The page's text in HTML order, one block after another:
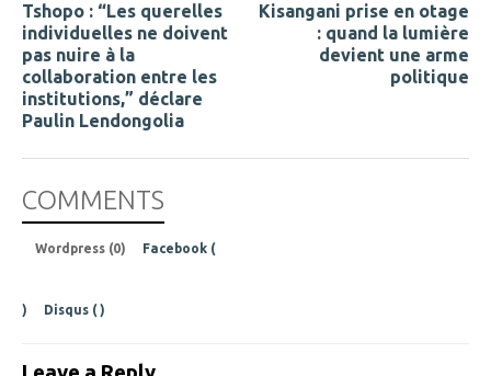
Tshopo : “Les querelles
individuelles ne doivent
pas nuire à la
collaboration entre les
institutions,” déclare
Paulin Lendongolia
Kisangani prise en otage
: quand la lumière
devient une arme
politique
COMMENTS
Wordpress (0) Facebook (
) Disqus ( )